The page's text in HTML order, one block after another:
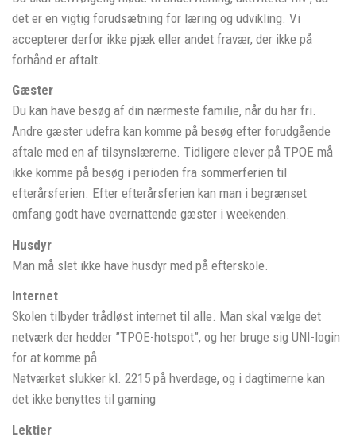
det er en vigtig forudsætning for læring og udvikling. Vi
accepterer derfor ikke pjæk eller andet fravær, der ikke på
forhånd er aftalt.
Gæster
Du kan have besøg af din nærmeste familie, når du har fri.
Andre gæster udefra kan komme på besøg efter forudgående
aftale med en af tilsynslærerne. Tidligere elever på TPOE må
ikke komme på besøg i perioden fra sommerferien til
efterårsferien. Efter efterårsferien kan man i begrænset
omfang godt have overnattende gæster i weekenden.
Husdyr
Man må slet ikke have husdyr med på efterskole.
Internet
Skolen tilbyder trådløst internet til alle. Man skal vælge det
netværk der hedder ”TPOE-hotspot”, og her bruge sig UNI-login
for at komme på.
Netværket slukker kl. 2215 på hverdage, og i dagtimerne kan
det ikke benyttes til gaming
Lektier